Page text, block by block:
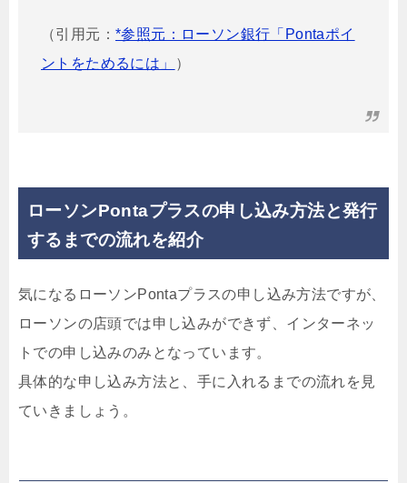
（引用元： *参照元：ローソン銀行「Pontaポイ
ントをためるには」
）
ローソンPontaプラスの申し込み方法と発行
するまでの流れを紹介
気になるローソンPontaプラスの申し込み方法ですが、
ローソンの店頭では申し込みができず、インターネッ
トでの申し込みのみとなっています。
具体的な申し込み方法と、手に入れるまでの流れを見
ていきましょう。